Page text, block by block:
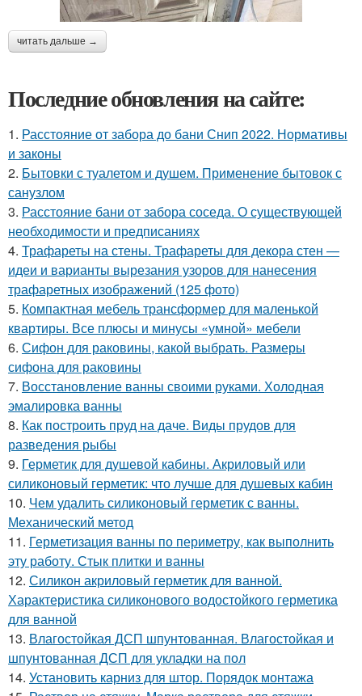
читать дальше →
Последние обновления на сайте:
1. Расстояние от забора до бани Снип 2022. Нормативы
и законы
2. Бытовки с туалетом и душем. Применение бытовок с
санузлом
3. Расстояние бани от забора соседа. О существующей
необходимости и предписаниях
4. Трафареты на стены. Трафареты для декора стен —
идеи и варианты вырезания узоров для нанесения
трафаретных изображений (125 фото)
5. Компактная мебель трансформер для маленькой
квартиры. Все плюсы и минусы «умной» мебели
6. Сифон для раковины, какой выбрать. Размеры
сифона для раковины
7. Восстановление ванны своими руками. Холодная
эмалировка ванны
8. Как построить пруд на даче. Виды прудов для
разведения рыбы
9. Герметик для душевой кабины. Акриловый или
силиконовый герметик: что лучше для душевых кабин
10. Чем удалить силиконовый герметик с ванны.
Механический метод
11. Герметизация ванны по периметру, как выполнить
эту работу. Стык плитки и ванны
12. Силикон акриловый герметик для ванной.
Характеристика силиконового водостойкого герметика
для ванной
13. Влагостойкая ДСП шпунтованная. Влагостойкая и
шпунтованная ДСП для укладки на пол
14. Установить карниз для штор. Порядок монтажа